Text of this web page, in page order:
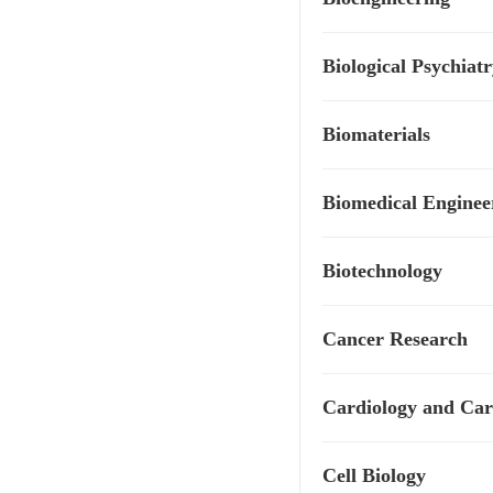
Biological
Biomaterials
Biomedical
Biotechnology
Cancer Research
Cardiology and
Cell Biology